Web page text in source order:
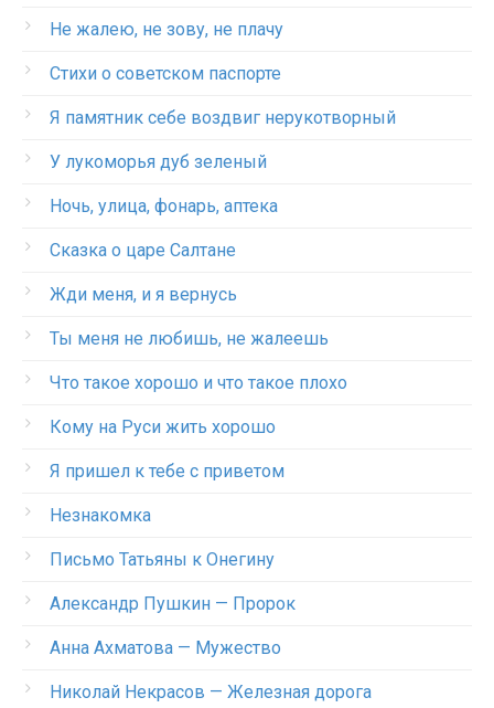
Не жалею, не зову, не плачу
Стихи о советском паспорте
Я памятник себе воздвиг нерукотворный
У лукоморья дуб зеленый
Ночь, улица, фонарь, аптека
Сказка о царе Салтане
Жди меня, и я вернусь
Ты меня не любишь, не жалеешь
Что такое хорошо и что такое плохо
Кому на Руси жить хорошо
Я пришел к тебе с приветом
Незнакомка
Письмо Татьяны к Онегину
Александр Пушкин — Пророк
Анна Ахматова — Мужество
Николай Некрасов — Железная дорога